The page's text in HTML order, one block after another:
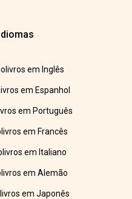
em Inglês
em Espanhol
em Português
em Francês
em Italiano
em Alemão
em Japonês